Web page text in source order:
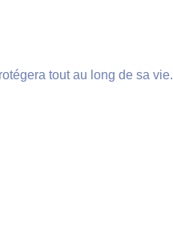
tout au long de sa vie.